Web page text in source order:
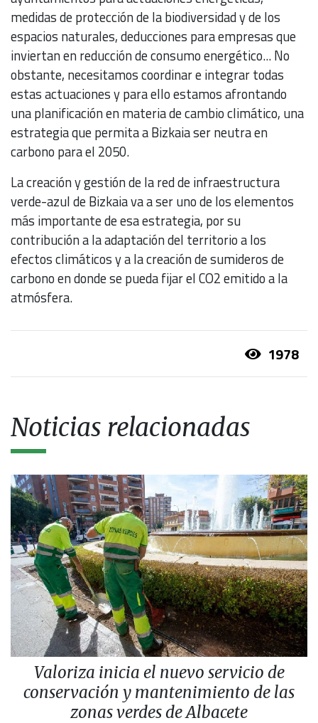
medidas de protección de la biodiversidad y de los
espacios naturales, deducciones para empresas que
inviertan en reducción de consumo energético... No
obstante, necesitamos coordinar e integrar todas
estas actuaciones y para ello estamos afrontando
una planificación en materia de cambio climático, una
estrategia que permita a Bizkaia ser neutra en
carbono para el 2050.
La creación y gestión de la red de infraestructura
verde-azul de Bizkaia va a ser uno de los elementos
más importante de esa estrategia, por su
contribución a la adaptación del territorio a los
efectos climáticos y a la creación de sumideros de
carbono en donde se pueda fijar el CO2 emitido a la
atmósfera.
1978
Noticias relacionadas
Valoriza inicia el nuevo servicio de
conservación y mantenimiento de las
zonas verdes de Albacete